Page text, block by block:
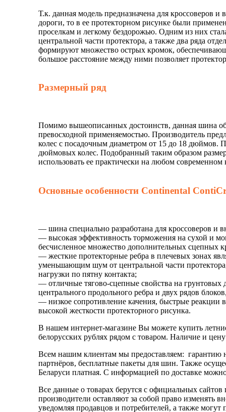
Т.к. данная модель предназначена для кроссоверов
дороги, то в ее протекторном рисунке были
проселкам и легкому бездорожью. Одним из них
центральной части протектора, а также два ряда
формируют множество острых кромок,
большое расстояние между ними позволяет
Размерный ряд
Помимо вышеописанных достоинств, данная шина
превосходной применяемостью. Производитель
колес с посадочным диаметром от 15 до 18 дюймов.
дюймовых колес. Подобранный таким образом
использовать ее практически на любом
Основные особенности Continental
— шина специально разработана для кроссоверов и
— высокая эффективность торможения на сухой и
бесчисленное множество дополнительных сцепных
— жесткие протекторные ребра в плечевых зонах
уменьшающим шум от центральной части
нагрузки по пятну контакта;
— отличные тягово-сцепные свойства на грунтовых
центрального продольного ребра и двух рядов
— низкое сопротивление качения, быстрые реакции
высокой жесткости протекторного рисунка.
В нашем интернет-магазине Вы можете купить
белорусских рублях рядом с товаром. Наличие и
Всем нашим клиентам мы предоставляем:
партнёров, бесплатные пакеты для шин. Также
Беларуси платная. С информацией по доставке
Все данные о товарах берутся с официальных
производители оставляют за собой право изменять
уведомляя продавцов и потребителей, а также